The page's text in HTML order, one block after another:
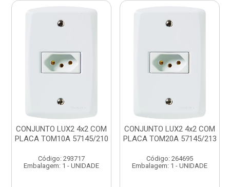
CONJUNTO LUX2 4x2 COM
PLACA TOM10A 57145/210
Código: 293717
Embalagem: 1 - UNIDADE
CONJUNTO LUX2 4x2 COM
PLACA TOM20A 57145/213
Código: 264695
Embalagem: 1 - UNIDADE